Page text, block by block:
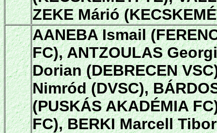
ZEKE Márió
AANEBA Ismail
FC), ANTZOULAS
Dorian (DEBRECEN
Nimród (DVSC),
(PUSKÁS AKADÉMIA
FC), BERKI Marcell